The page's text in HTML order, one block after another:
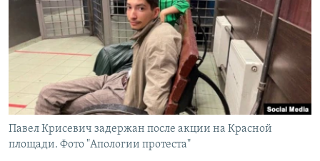
СОВЕТЫ ПРАВОЗАЩИТНИКОВ
ПРОПАВШИЕ БЕЗ ВЕСТИ
ПОБЕДИТЕЛЕЙ НЕ СУДЯТ?
КРЫМ.НЕПОКОРЕННЫЙ
ELIFBE
УКРАИНСКАЯ ПРОБЛЕМА КРЫМА
Qırımtatar
ПРИСОЕДИНЯЙТЕСЬ!
Все сайты RFE/RL
Павел Крисевич задержан после акции на Красной
площади. Фото "Апологии протеста"